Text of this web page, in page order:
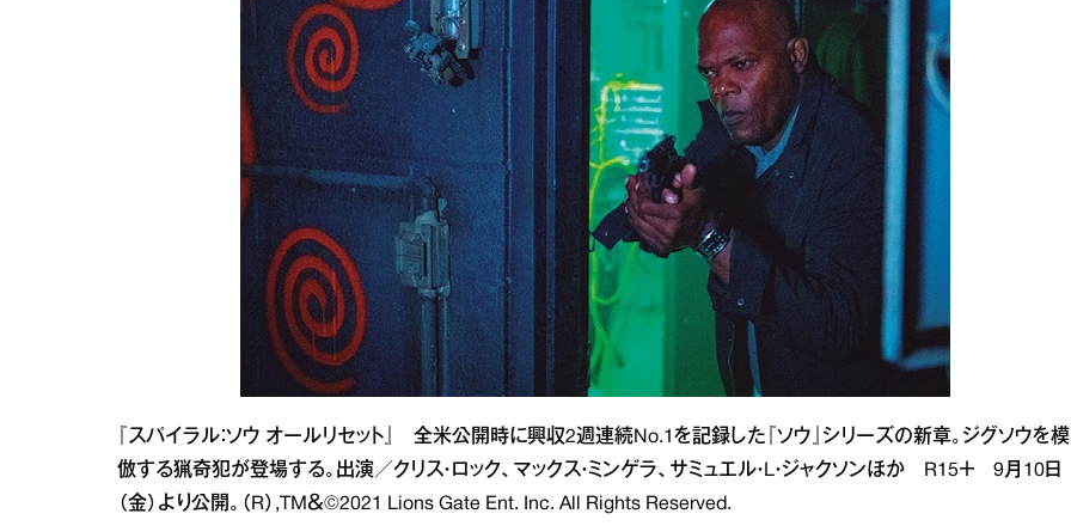
『スパイラル：ソウ オールリセット』 全米公開時に興収2週連続No.1を記録した『ソウ』シリーズの新章。ジグソウを模
倣する猟奇犯が登場する。出演／クリス・ロック、マックス・ミンゲラ、サミュエル・L・ジャクソンほか R15＋ 9月10日
（金）より公開。（R）,TM＆©2021 Lions Gate Ent. Inc. All Rights Reserved.